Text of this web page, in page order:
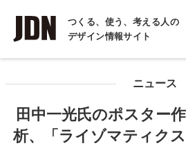
つくる、使う、考える人の
デザイン情報サイト
INTERVIEW
インタビュー
COLUMN
ニュース
田中一光氏のポスター
析、「ライゾマティク